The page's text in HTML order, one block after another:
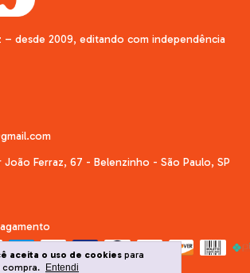
aceita o uso de cookies para
compra.
Entendi
– desde 2009, editando com independência
João Ferraz, 67 - Belenzinho - São Paulo, SP